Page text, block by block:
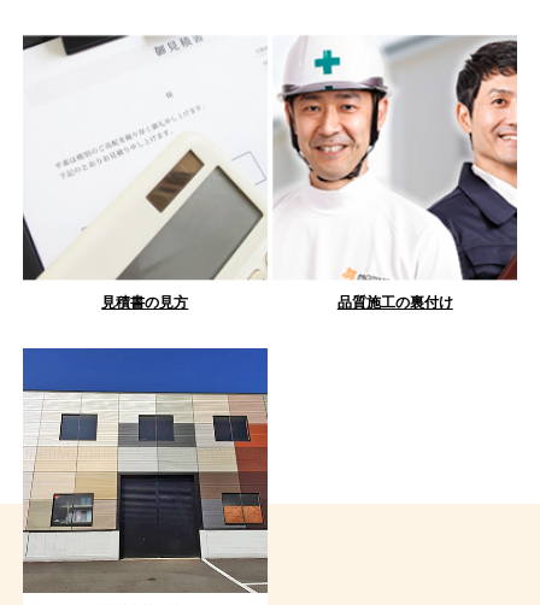
見積書の見方 品質施工の裏付け